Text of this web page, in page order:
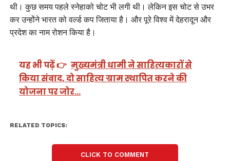
थी। कुछ समय पहले स्नेहाको चोट भी लगी थी। लेकिन इस चोट से उभर
कर उन्होंने भारत को वर्ल्ड कप जिताया है। और पूरे विश्व में देहरादून और
प्रदेश का नाम रोशन किया है।
यह भी पढ़ें 👉 मुख्यमंत्री धामी ने साहित्यकारों से
किया संवाद, दो साहित्य ग्राम स्थापित करने की
योजना पर जोर…
RELATED TOPICS:
CLICK TO COMMENT